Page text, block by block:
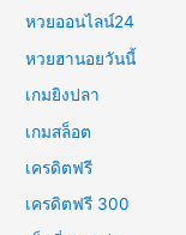
หวยออนไลน์24
หวยฮานอยวันนี้
เกมยิงปลา
เกมสล็อต
เครดิตฟรี
เครดิตฟรี 300